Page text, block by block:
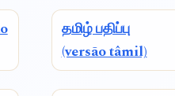
தமிழ் பதிப்பு
(versão tâmil)